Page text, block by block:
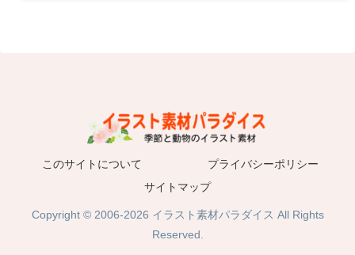
このサイトについて
プライバシーポリシー
サイトマップ
Copyright © 2006-2026 イラスト素材パラダイス All Rights
Reserved.